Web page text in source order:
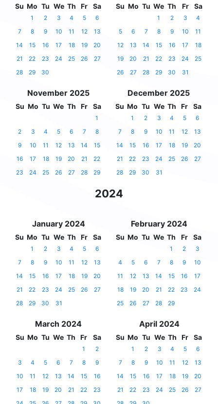
Su Mo Tu We Th Fr Sa
1 2 3 4 5
6
7
8 9 10 11 12
13
14
15 16 17 18 19
20
21
22 23 24 25 26
27
28
29 30
Su Mo Tu We Th Fr Sa
1 2 3
4
5
6 7 8 9 10
11
12
13 14 15 16 17
18
19
20 21 22 23 24
25
26
27 28 29 30 31
November 2025
Su Mo Tu We Th Fr Sa
1
2
3 4 5 6 7
8
9
10 11 12 13 14
15
16
17 18 19 20 21
22
23
24 25 26 27 28 29
December 2025
Su Mo Tu We Th Fr Sa
1 2 3 4 5
6
7
8 9 10 11 12
13
14
15 16 17 18 19
20
21
22 23 24 25 26
27
28
29 30 31
2024
January 2024
Su Mo Tu We Th Fr Sa
1 2 3 4 5
6
7
8 9 10 11 12
13
14
15 16 17 18 19
20
21
22 23 24 25 26
27
28
29 30 31
February 2024
Su Mo Tu We Th Fr Sa
1 2
3
4
5 6 7 8 9
10
11
12 13 14 15 16
17
18
19 20 21 22 23
24
25
26 27 28 29
March 2024
Su Mo Tu We Th Fr Sa
1
2
3
4 5 6 7 8
9
10
11 12 13 14 15
16
17
18 19 20 21 22
23
April 2024
Su Mo Tu We Th Fr Sa
1 2 3 4 5
6
7
8 9 10 11 12
13
14
15 16 17 18 19
20
21
22 23 24 25 26
27